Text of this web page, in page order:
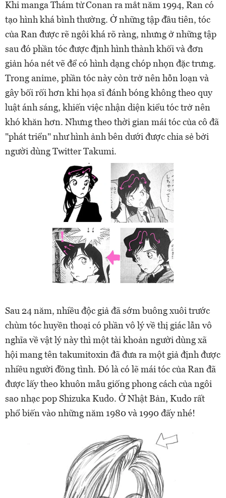
Khi manga Thám tử Conan ra mắt năm 1994, Ran có
tạo hình khá bình thường. Ở những tập đầu tiên, tóc
của Ran được rẽ ngôi khá rõ ràng, nhưng ở những tập
sau đó phần tóc được định hình thành khối và đơn
giản hóa nét vẽ để có hình dạng chóp nhọn đặc trưng.
Trong anime, phần tóc này còn trở nên hỗn loạn và
gây bối rối hơn khi họa sĩ đánh bóng không theo quy
luật ánh sáng, khiến việc nhận diện kiểu tóc trở nên
khó khăn hơn. Nhưng theo thời gian mái tóc của cô đã
"phát triển" như hình ảnh bên dưới được chia sẻ bởi
người dùng Twitter Takumi.
Sau 24 năm, nhiều độc giả đã sớm buông xuôi trước
chùm tóc huyền thoại có phần vô lý về thị giác lẫn vô
nghĩa về vật lý này thì một tài khoản người dùng xã
hội mang tên takumitoxin đã đưa ra một giả định được
nhiều người đồng tình. Đó là có lẽ mái tóc của Ran đã
được lấy theo khuôn mẫu giống phong cách của ngôi
sao nhạc pop Shizuka Kudo. Ở Nhật Bản, Kudo rất
phổ biến vào những năm 1980 và 1990 đấy nhé!